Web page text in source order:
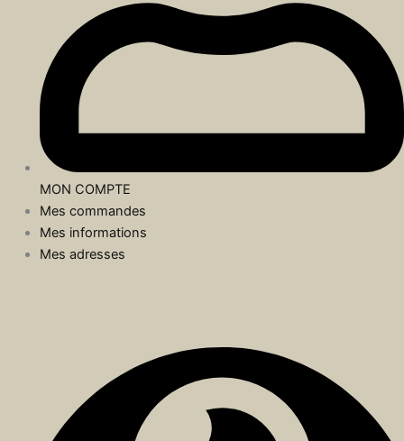
MON COMPTE
Mes commandes
Mes informations
Mes adresses